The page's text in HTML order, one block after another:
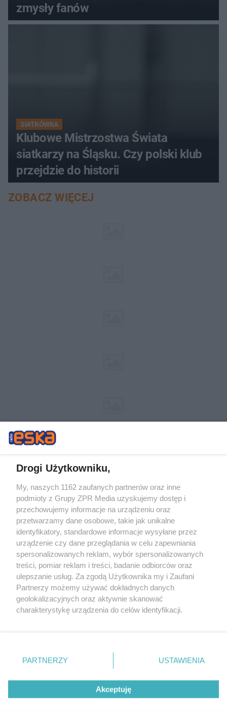
zmysły fanów
SIATKÓWKA
Klubowe Mistrzostwa Świata
siatkarzy na Śląsku. Czy polski klub
przejdzie do historii
ZOBACZ WIĘCEJ
Żaden utwór zamieszczony w serwisie nie może być powielany i
rozpowszechniany lub dalej rozpowszechniany w jakikolwiek sposób (w
tym także elektroniczny lub mechaniczny) na jakimkolwiek polu
eksploatacji w jakiejkolwiek formie, włącznie z umieszczaniem w
Internecie bez pisemnej zgody właściciela praw. Jakiekolwiek użycie lub
wykorzystanie utworów w całości lub w części z naruszeniem prawa,
tzn. bez właściwej zgody, jest zabronione pod groźbą kary i może być
ścigane prawnie.
© 2026 Grupa ZPR Media
Drogi Użytkowniku,
My, naszych 1162 zaufanych partnerów oraz inne
podmioty z Grupy ZPR Media uzyskujemy dostęp i
przechowujemy informacje na urządzeniu oraz
przetwarzamy dane osobowe, takie jak unikalne
identyfikatory, standardowe informacje wysyłane przez
urządzenie czy dane przeglądania w celu zapewniania
spersonalizowanych reklam, wybór spersonalizowanych
treści, pomiar reklam i treści, badanie odbiorców oraz
ulepszanie usług. Za zgodą Użytkownika my i Zaufani
Partnerzy możemy używać dokładnych danych
geolokalizacyjnych oraz aktywnie skanować
charakterystykę urządzenia do celów identyfikacji.
zmienić/wycofać klikając przycisk ustawień prywatności
znajdujący się w lewym dolnym rogu strony
rodzaje przetwarzania danych nie wymagają zgody
użytkownika, ale masz prawo sprzeciwić się takiemu
przetwarzaniu. Preferencje będą miały zastosowanie tylko
PARTNERZY USTAWIENIA
Akceptuję